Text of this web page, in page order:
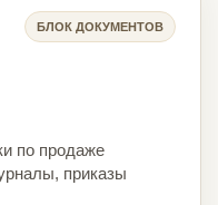
БЛОК ДОКУМЕНТОВ
по продаже
приказы